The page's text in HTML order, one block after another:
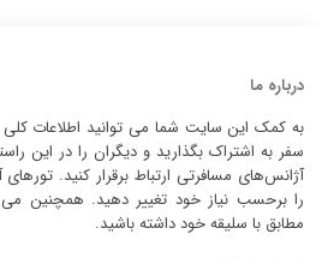
درباره ما
به کمک این سایت شما می توانید اطلاعات
سفر به اشتراک بگذارید و دیگران را در این
آژانس‌های مسافرتی ارتباط برقرار کنید.
را برحسب نیاز خود تغییر دهید. همچنین می
مطابق با سلیقه خود داشته باشید.